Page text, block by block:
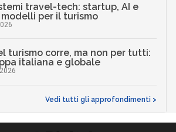
travel-tech: startup, AI e
per il turismo
turismo corre, ma non per tutti:
italiana e globale
Vedi tutti gli approfondimenti >